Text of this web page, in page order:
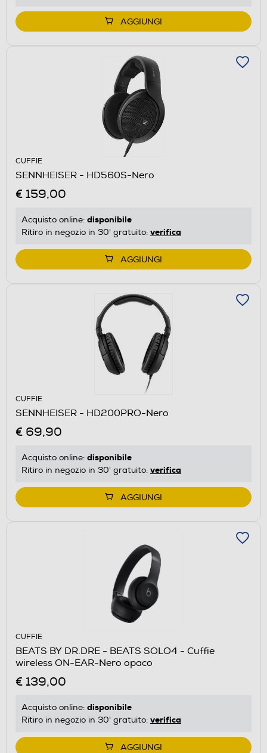
AGGIUNGI
CUFFIE
SENNHEISER - HD560S-Nero
€ 159,00
Acquisto online: disponibile
Ritiro in negozio in 30' gratuito: verifica
AGGIUNGI
CUFFIE
SENNHEISER - HD200PRO-Nero
€ 69,90
Acquisto online: disponibile
Ritiro in negozio in 30' gratuito: verifica
AGGIUNGI
CUFFIE
BEATS BY DR.DRE - BEATS SOLO4 - Cuffie
wireless ON-EAR-Nero opaco
€ 139,00
Acquisto online: disponibile
Ritiro in negozio in 30' gratuito: verifica
AGGIUNGI